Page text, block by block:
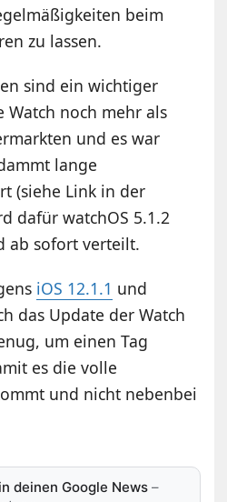
beim
zu lassen.
sind ein wichtiger
Watch noch mehr als
und es war
lange
(siehe Link in der
dafür watchOS 5.1.2
ab sofort verteilt.
iOS 12.1.1 und
das Update der Watch
um einen Tag
es die volle
und nicht nebenbei
deinen Google News –